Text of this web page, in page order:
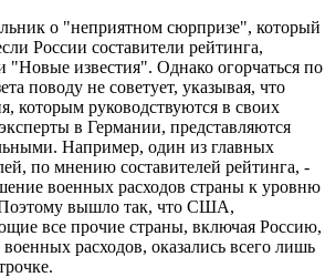
о "неприятном сюрпризе", который
России составители рейтинга,
"Новые известия". Однако огорчаться по
поводу не советует, указывая, что
которым руководствуются в своих
в Германии, представляются
Например, один из главных
по мнению составителей рейтинга, -
военных расходов страны к уровню
вышло так, что США,
все прочие страны, включая Россию,
расходов, оказались всего лишь